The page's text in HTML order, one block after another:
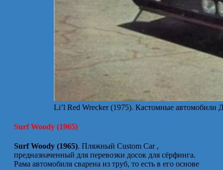
Li’l Red Wrecker (1975). Кастомные автомобили
Surf Woody (1965)
Surf Woody (1965). Пляжный Custom Car ,
предназначенный для перевозки досок для сёрфинга.
Рама автомобиля сварена из труб, то есть в его основе